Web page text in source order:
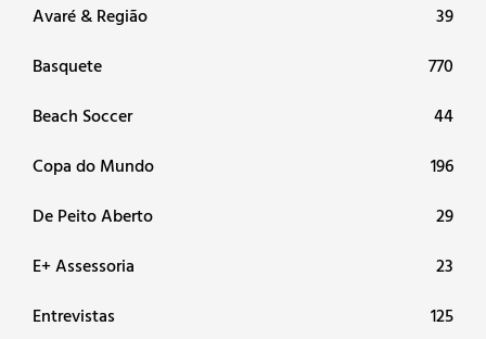
Avaré & Região
39
Basquete
770
Beach Soccer
44
Copa do Mundo
196
De Peito Aberto
29
E+ Assessoria
23
Entrevistas
125